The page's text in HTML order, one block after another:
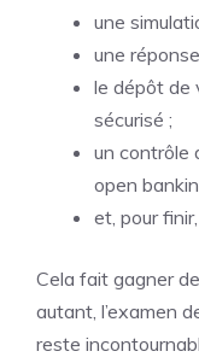
une
une
le dépôt de
sécurisé ;
un contrôle
open
et, pour
Cela fait gagner
autant, l’examen
reste